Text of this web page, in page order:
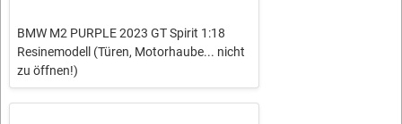
BMW M2 PURPLE 2023 GT Spirit 1:18
Resinemodell (Türen, Motorhaube... nicht
zu öffnen!)